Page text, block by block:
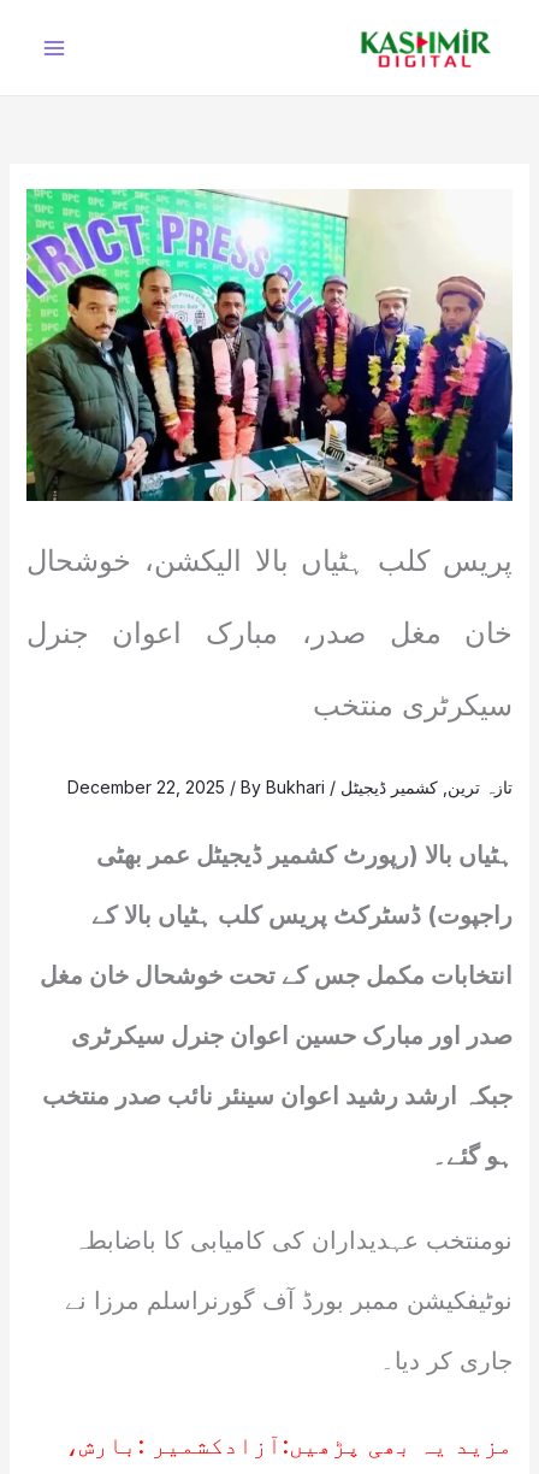
پریس کلب ہٹیاں بالا الیکشن، خوشحال
خان مغل صدر، مبارک اعوان جنرل
سیکرٹری منتخب
تازہ ترین کشمیر ڈیجیٹل /
December 22, 2025 / ByBukhari
ہٹیاں بالا (رپورٹ کشمیر ڈیجیٹل عمر بھٹی
راجپوت) ڈسٹرکٹ پریس کلب ہٹیاں بالا کے
انتخابات مکمل جس کے تحت خوشحال خان مغل
صدر اور مبارک حسین اعوان جنرل سیکرٹری
جبکہ ارشد رشید اعوان سینئر نائب صدر منتخب
ہو گئے۔
نومنتخب عہدیداران کی کامیابی کا باضابطہ
نوٹیفکیشن ممبر بورڈ آف گورنراسلم مرزا نے
جاری کر دیا۔
مزید یہ بھی پڑھیں: آزادکشمیر :بارش،